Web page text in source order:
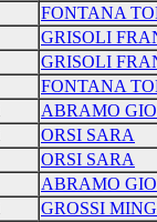
FONTANA
GRISOLI
GRISOLI
FONTANA
ABRAMO
ORSI SARA
ORSI SARA
ABRAMO
GROSSI